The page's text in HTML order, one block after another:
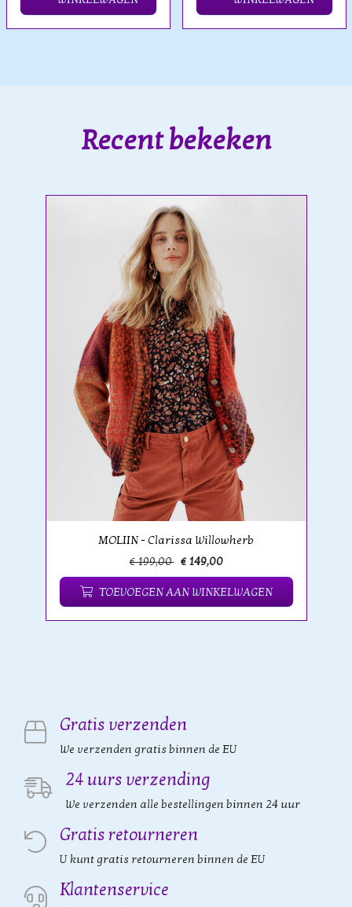
Recent bekeken
MOLIIN - Clarissa Willowherb
€ 199,00 € 149,00
TOEVOEGEN AAN WINKELWAGEN
Gratis verzenden
We verzenden gratis binnen de EU
24 uurs verzending
We verzenden alle bestellingen binnen 24 uur
Gratis retourneren
U kunt gratis retourneren binnen de EU
Klantenservice